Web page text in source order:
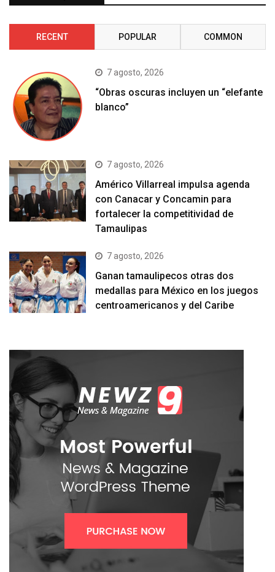
RECENT POPULAR COMMON
7 agosto, 2026
“Obras oscuras incluyen un “elefante
blanco”
7 agosto, 2026
Américo Villarreal impulsa agenda
con Canacar y Concamin para
fortalecer la competitividad de
Tamaulipas
7 agosto, 2026
Ganan tamaulipecos otras dos
medallas para México en los juegos
centroamericanos y del Caribe